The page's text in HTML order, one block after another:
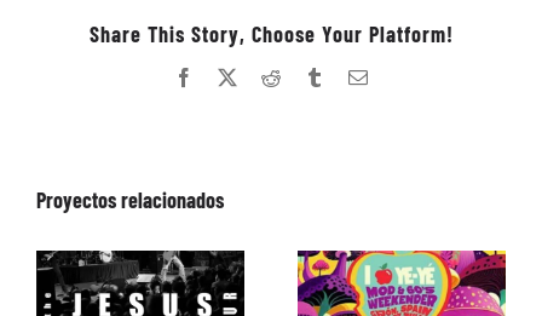
Share This Story, Choose Your Platform!
Facebook Reddit TumblrCorreo
Proyectos relacionados